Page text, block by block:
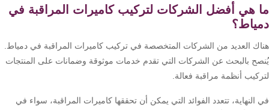
هي أفضل الشركات لتركيب كاميرات المراقبة في
العديد من الشركات المتخصصة في تركيب كاميرات المراقبة في دمياط.
بالبحث عن الشركات التي تقدم خدمات موثوقة وضمانات على المنتجات
أنظمة مراقبة فعالة.
النهاية، تتعدد الفوائد التي يمكن أن تحققها كاميرات المراقبة، سواء في